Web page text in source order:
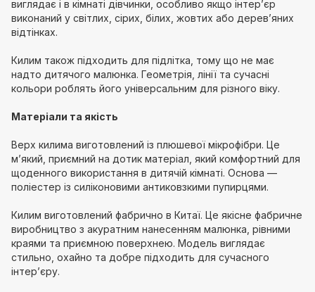
виглядає і в кімнаті дівчинки, особливо якщо інтер’єр
виконаний у світлих, сірих, білих, жовтих або дерев’яних
відтінках.
Килим також підходить для підлітка, тому що не має
надто дитячого малюнка. Геометрія, лінії та сучасні
кольори роблять його універсальним для різного віку.
Матеріали та якість
Верх килима виготовлений із плюшевої мікрофібри. Це
м’який, приємний на дотик матеріал, який комфортний для
щоденного використання в дитячій кімнаті. Основа —
поліестер із силіконовими антиковзкими пупирцями.
Килим виготовлений фабрично в Китаї. Це якісне фабричне
виробництво з акуратним нанесенням малюнка, рівними
краями та приємною поверхнею. Модель виглядає
стильно, охайно та добре підходить для сучасного
інтер’єру.